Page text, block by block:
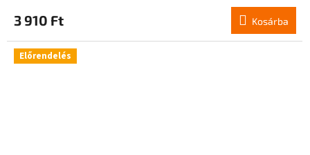
3 910 Ft Kosárba
Előrendelés